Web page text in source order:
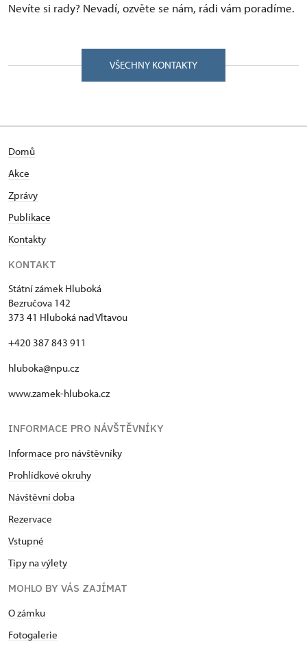
Nevíte si rady? Nevadí, ozvěte se nám, rádi vám poradíme.
VŠECHNY KONTAKTY
Domů
Akce
Zprávy
Publikace
Kontakty
KONTAKT
Státní zámek Hluboká
Bezručova 142
373 41 Hluboká nad Vltavou
+420 387 843 911
hluboka@npu.cz
www.zamek-hluboka.cz
INFORMACE PRO NÁVŠTĚVNÍKY
Informace pro návštěvníky
Prohlídkové okruhy
Návštěvní doba
Rezervace
Vstupné
Tipy na výlety
MOHLO BY VÁS ZAJÍMAT
O zámku
Fotogalerie